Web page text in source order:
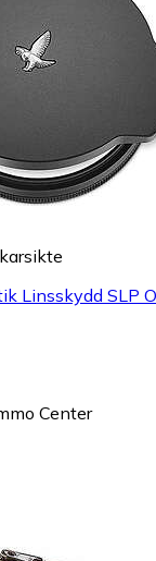
Linsskydd SLP
Center